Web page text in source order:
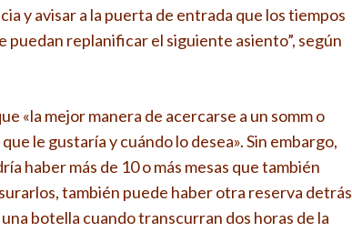
y avisar a la puerta de entrada que los tiempos
puedan replanificar el siguiente asiento”, según
«la mejor manera de acercarse a un somm o
le gustaría y cuándo lo desea». Sin embargo,
haber más de 10 o más mesas que también
también puede haber otra reserva detrás
botella cuando transcurran dos horas de la